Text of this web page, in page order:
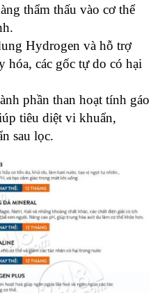
thẩm thấu vào cơ thể
Hydrogen và hỗ trợ
hóa, các gốc tự do có hại
phần than hoạt tính gáo
tiêu diệt vi khuẩn,
sau lọc.